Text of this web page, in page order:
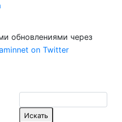
обновлениями через